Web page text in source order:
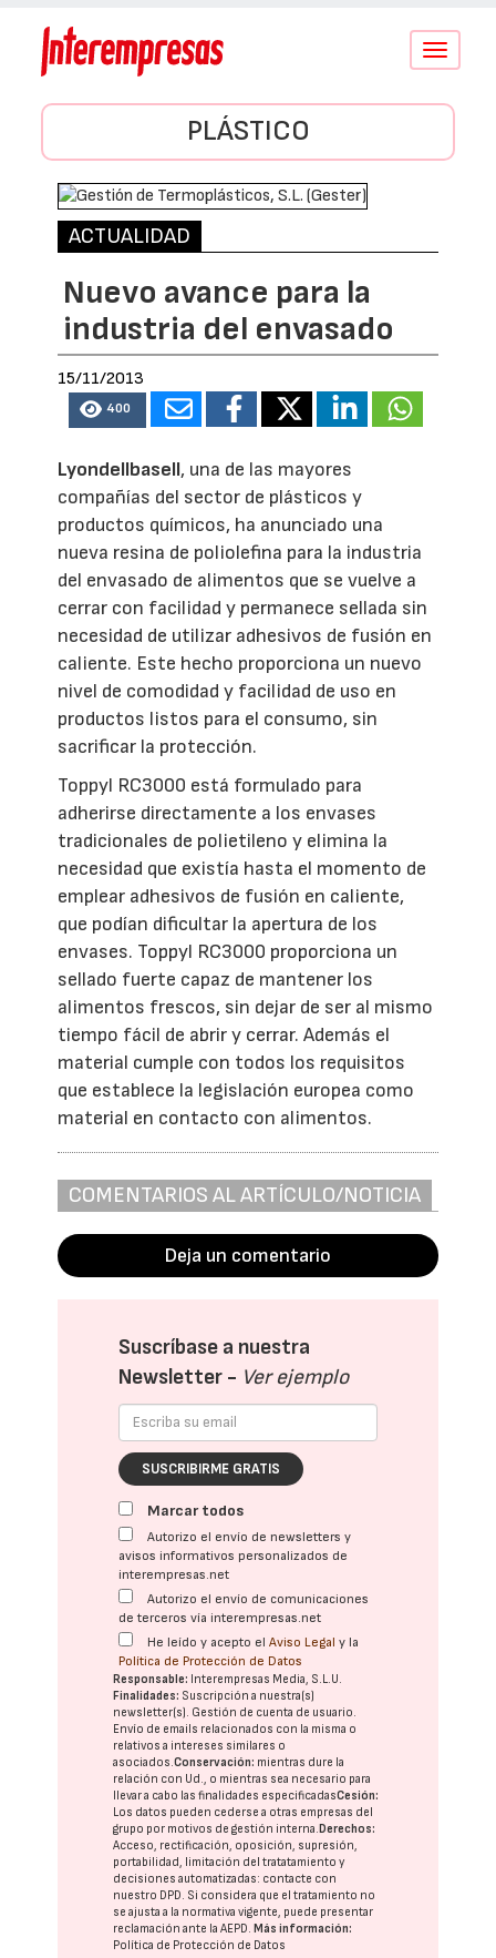
Conmutar
PLÁSTICO
ACTUALIDAD
Nuevo avance para la
industria del envasado
15/11/2013
400
Lyondellbasell, una de las mayores
compañías del sector de plásticos y
productos químicos, ha anunciado una
nueva resina de poliolefina para la industria
del envasado de alimentos que se vuelve a
cerrar con facilidad y permanece sellada sin
necesidad de utilizar adhesivos de fusión en
caliente. Este hecho proporciona un nuevo
nivel de comodidad y facilidad de uso en
productos listos para el consumo, sin
sacrificar la protección.
Toppyl RC3000 está formulado para
adherirse directamente a los envases
tradicionales de polietileno y elimina la
necesidad que existía hasta el momento de
emplear adhesivos de fusión en caliente,
que podían dificultar la apertura de los
envases. Toppyl RC3000 proporciona un
sellado fuerte capaz de mantener los
alimentos frescos, sin dejar de ser al mismo
tiempo fácil de abrir y cerrar. Además el
material cumple con todos los requisitos
que establece la legislación europea como
material en contacto con alimentos.
COMENTARIOS AL ARTÍCULO/NOTICIA
Deja un comentario
Suscríbase a nuestra
Newsletter - Ver ejemplo
SUSCRIBIRME GRATIS
Marcar todos
Autorizo el envío de newsletters y
avisos informativos personalizados de
interempresas.net
Autorizo el envío de comunicaciones
de terceros vía interempresas.net
He leído y acepto elAviso Legal y la
Política de Protección de Datos
Responsable: Interempresas Media, S.L.U.
Finalidades: Suscripción a nuestra(s)
newsletter(s). Gestión de cuenta de usuario.
Envío de emails relacionados con la misma o
relativos a intereses similares o
asociados.Conservación: mientras dure la
relación con Ud., o mientras sea necesario para
llevar a cabo las finalidades especificadasCesión:
Los datos pueden cederse a otras empresas del
grupo por motivos de gestión interna.Derechos:
Acceso, rectificación, oposición, supresión,
portabilidad, limitación del tratatamiento y
decisiones automatizadas: contacte con
nuestro DPD. Si considera que el tratamiento no
se ajusta a la normativa vigente, puede presentar
reclamación ante laAEPD.Más información:
Política de Protección de Datos